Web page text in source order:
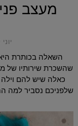
מעצב
יוני 04,2019
השאלה בכותרת
שהשכרת שירותיו של
כאלה שיש להם
שלפניכם נסביר למה